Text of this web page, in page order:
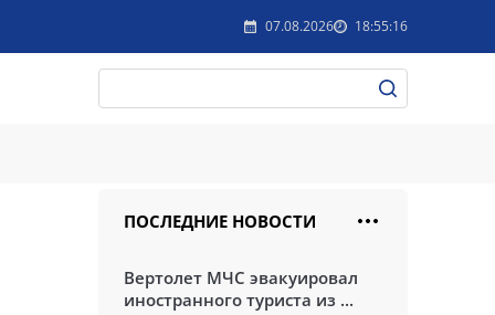
07.08.2026 18:55:16
ПОСЛЕДНИЕ НОВОСТИ
Вертолет МЧС эвакуировал
иностранного туриста из ...